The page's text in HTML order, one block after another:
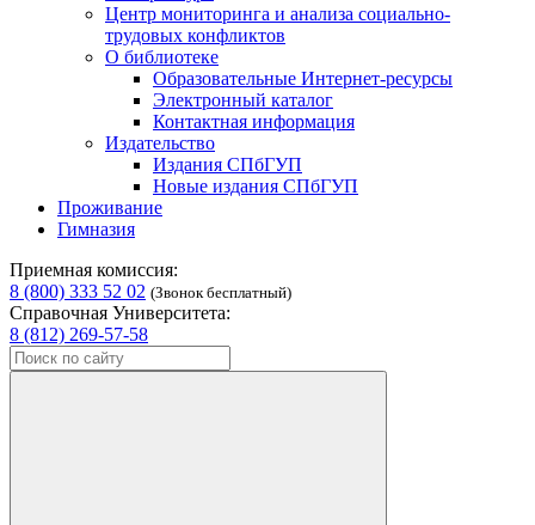
Центр мониторинга и анализа социально-
трудовых конфликтов
О библиотеке
Образовательные Интернет-ресурсы
Электронный каталог
Контактная информация
Издательство
Издания СПбГУП
Новые издания СПбГУП
Проживание
Гимназия
Приемная комиссия:
8 (800) 333 52 02 (Звонок бесплатный)
Справочная Университета:
8 (812) 269-57-58